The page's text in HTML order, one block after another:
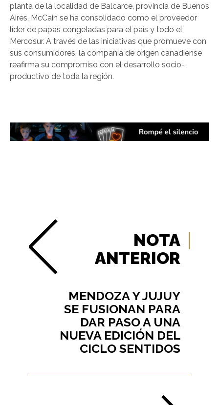
planta de la localidad de Balcarce, provincia de Buenos
Aires, McCain se ha consolidado como el proveedor
líder de papas congeladas para el país y todo el
Mercosur. A través de las iniciativas que promueve con
sus consumidores, la compañía de origen canadiense
reafirma su compromiso con el desarrollo socio-
productivo de toda la región.
NOTA
ANTERIOR
MENDOZA Y JUJUY
SE FUSIONAN PARA
DAR PASO A UNA
NUEVA EDICIÓN DEL
CICLO SENTIDOS